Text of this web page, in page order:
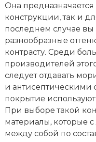
Она
конструкции, так и
последнем случае вы
разнообразные
контрасту. Среди
производителей
следует отдавать
и антисептическими
покрытие
При выборе такой
материалы, которые с
между собой по